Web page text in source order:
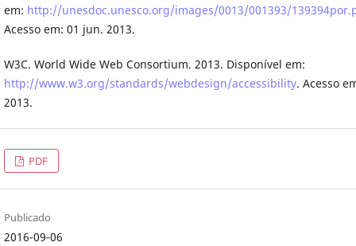
em: http://unesdoc.unesco.org/images/0013/001393/
Acesso em: 01 jun. 2013.
W3C. World Wide Web Consortium. 2013. Disponível em:
http://www.w3.org/standards/webdesign/accessibility. Acesso
2013.
PDF
Publicado
2016-09-06